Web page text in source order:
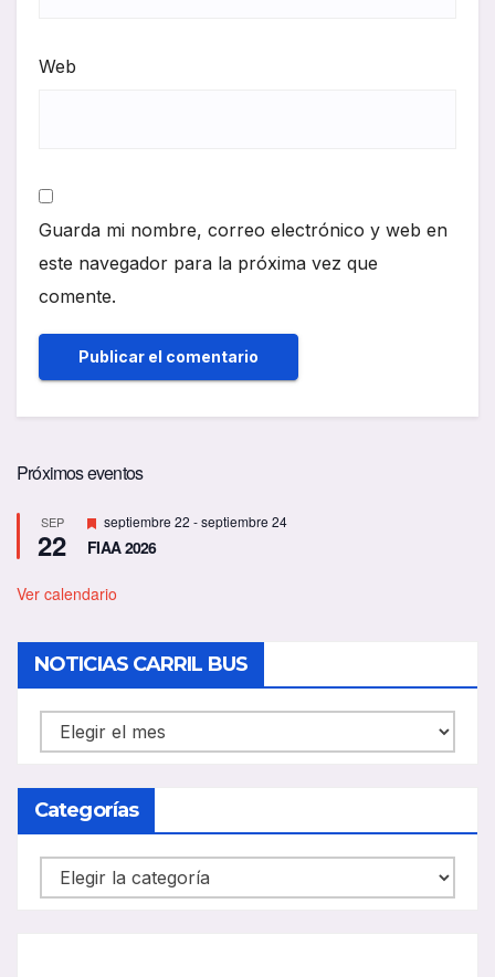
Web
Guarda mi nombre, correo electrónico y web en
este navegador para la próxima vez que
comente.
Próximos eventos
SEP
22
D
e
s
a
d
o
septiembre 22 -septiembre 24
FIAA 2026
Ver calendario
NOTICIAS CARRIL BUS
NOTICIAS
CARRIL
BUS
Categorías
Categorías